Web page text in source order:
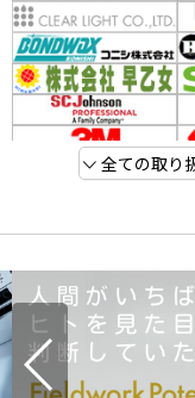
全ての取り